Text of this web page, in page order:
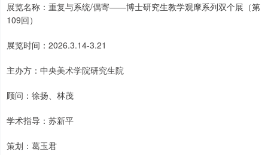
展览名称：重复与系统/偶寄——博士研究生教学观摩系列双个展（第
109回）
展览时间：2026.3.14-3.21
主办方：中央美术学院研究生院
顾问：徐扬、林茂
学术指导：苏新平
策划：葛玉君